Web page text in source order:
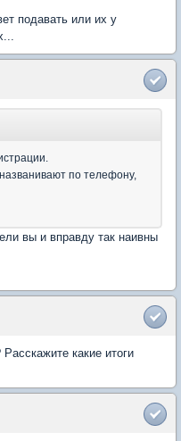
подавать или их у
по телефону,
вы и вправду так наивны
какие итоги